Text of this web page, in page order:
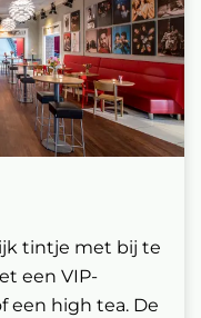
tintje met bij te
een VIP-
een high tea. De